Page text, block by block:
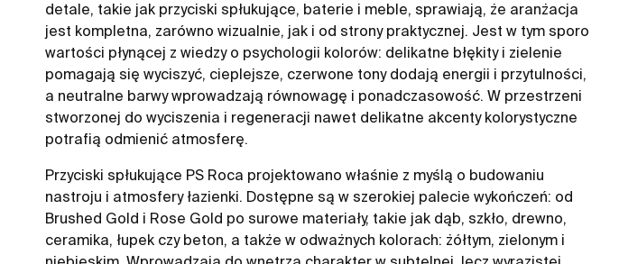
detale, takie jak przyciski spłukujące, baterie i meble, sprawiają, że aranżacja
jest kompletna, zarówno wizualnie, jak i od strony praktycznej. Jest w tym sporo
wartości płynącej z wiedzy o psychologii kolorów: delikatne błękity i zielenie
pomagają się wyciszyć, cieplejsze, czerwone tony dodają energii i przytulności,
a neutralne barwy wprowadzają równowagę i ponadczasowość. W przestrzeni
stworzonej do wyciszenia i regeneracji nawet delikatne akcenty kolorystyczne
potrafią odmienić atmosferę.
Przyciski spłukujące PS Roca projektowano właśnie z myślą o budowaniu
nastroju i atmosfery łazienki. Dostępne są w szerokiej palecie wykończeń: od
Brushed Gold i Rose Gold po surowe materiały, takie jak dąb, szkło, drewno,
ceramika, łupek czy beton, a także w odważnych kolorach: żółtym, zielonym i